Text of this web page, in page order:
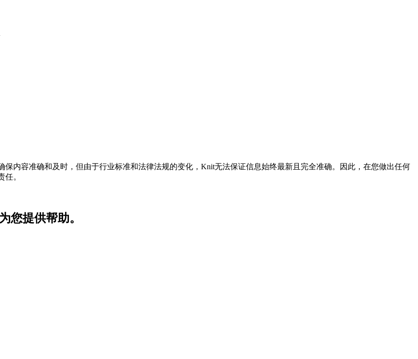
内容准确和及时，但由于行业标准和法律法规的变化，Knit无法保证信息始终最新且完全准确。因此，在您做出任何
。
您提供帮助。